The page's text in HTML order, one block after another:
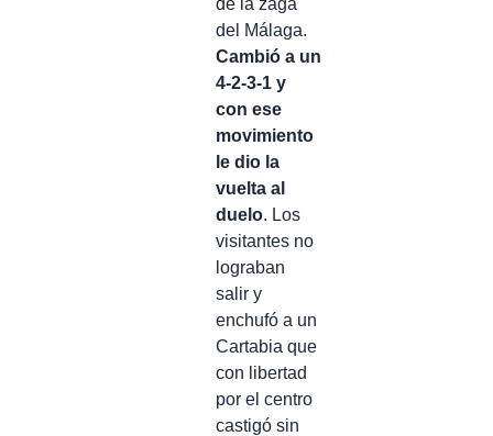
de la zaga
del Málaga.
Cambió a un
4-2-3-1 y
con ese
movimiento
le dio la
vuelta al
duelo. Los
visitantes no
lograban
salir y
enchufó a un
Cartabia que
con libertad
por el centro
castigó sin